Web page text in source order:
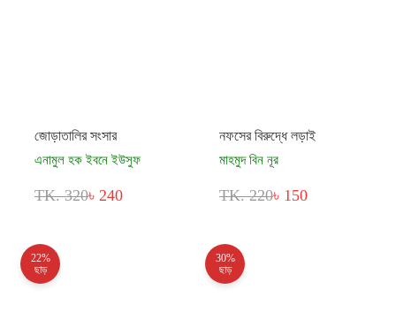
জোড়াতালির সংসার
এনামুল হক ইবনে ইউসুফ
TK. 320৳ 240
নফসের বিরুদ্ধে লড়াই
মাহমুদ বিন নূর
TK. 220৳ 150
22%
ছাড়
30%
ছাড়